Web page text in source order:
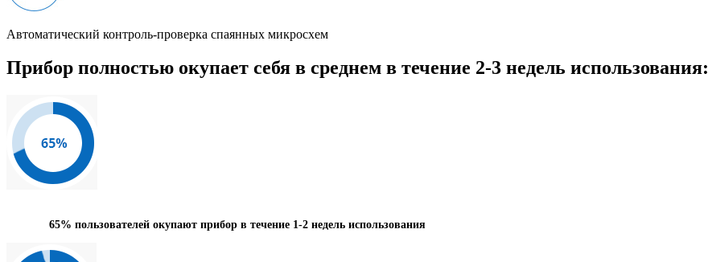
Автоматический контроль-проверка спаянных микросхем
Прибор полностью окупает себя в среднем в течение 2-3 недель использования:
65% пользователей окупают прибор в течение 1-2 недель использования